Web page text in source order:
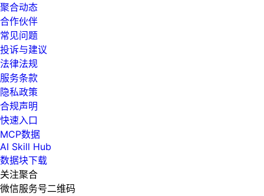
聚合动态
合作伙伴
常见问题
投诉与建议
法律法规
服务条款
隐私政策
合规声明
快速入口
MCP数据
AI Skill Hub
数据块下载
关注聚合
微信服务号二维码